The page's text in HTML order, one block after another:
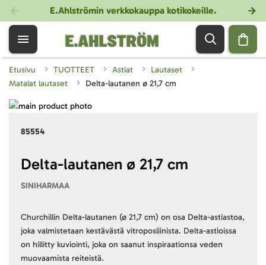
E.Ahlströmin verkkokauppa kotikokeille.
Etusivu TUOTTEET Astiat
Lautaset
Matalat lautaset
Delta-lautanen ø 21,7 cm
85554
Delta-lautanen ø 21,7 cm
SINIHARMAA
Churchillin Delta-lautanen (ø 21,7 cm) on osa Delta-astiastoa,
joka valmistetaan kestävästä vitroposliinista. Delta-astioissa
on hillitty kuviointi, joka on saanut inspiraationsa veden
muovaamista reiteistä.
Skip
images
beginning
gallery